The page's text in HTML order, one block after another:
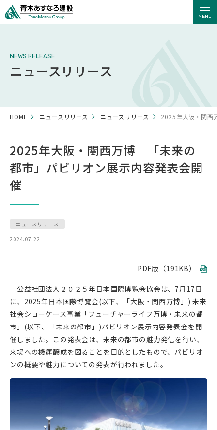
MENU
NEWS RELEASE
ニュースリリース
HOME ニュースリリース ニュースリリース 2025年大阪・関西
2025年大阪・関西万博 「未来の
都市」パビリオン展示内容発表会開
催
ニュースリリース
2024.07.22
PDF版（191KB）
公益社団法人２０２５年日本国際博覧会協会は、7月17日
に、2025年日本国際博覧会(以下、「大阪・関西万博」) 未来
社会ショーケース事業「フューチャーライフ万博・未来の都
市」(以下、「未来の都市」)パビリオン展示内容発表会を開
催しました。この発表会は、未来の都市の魅力発信を行い、
来場への機運醸成を図ることを目的としたもので、パビリオ
ンの概要や魅力についての発表が行われました。